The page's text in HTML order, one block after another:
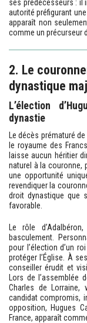
ses prédécesseurs : il
autorité préfigurant
apparaît non
comme un précurseur
2. Le
dynastique
L’élection
dynastie
Le décès prématuré
le royaume des
laisse aucun héritier
naturel à la couronne,
une opportunité
revendiquer la
droit dynastique que
favorable.
Le rôle
basculement.
pour l’élection d’un
protéger l’Église. À
conseiller érudit et
Lors de
Charles de Lorraine,
candidat compromis,
opposition, Hugues
France, apparaît